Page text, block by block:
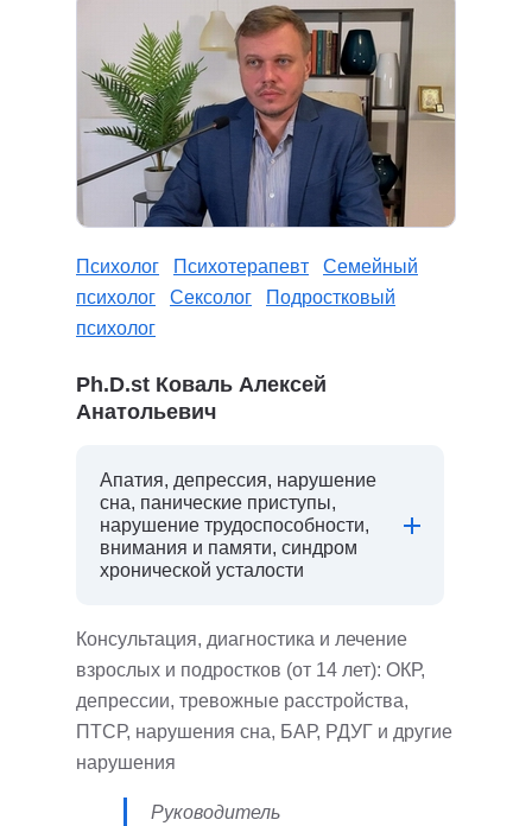
Психолог Психотерапевт
Семейный
психолог
Сексолог
Подростковый
психолог
Ph.D.st Коваль Алексей
Анатольевич
Апатия, депрессия, нарушение
сна, панические приступы,
нарушение трудоспособности,
внимания и памяти, синдром
хронической усталости
Консультация, диагностика и лечение
взрослых и подростков (от 14 лет): ОКР,
депрессии, тревожные расстройства,
ПТСР, нарушения сна, БАР, РДУГ и другие
нарушения
Руководитель